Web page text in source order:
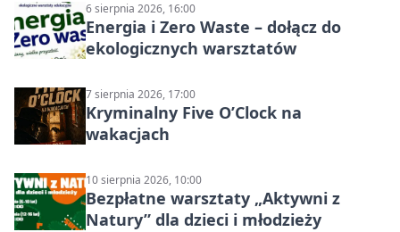
6 sierpnia 2026, 16:00
Energia i Zero Waste – dołącz do
ekologicznych warsztatów
7 sierpnia 2026, 17:00
Kryminalny Five O’Clock na
wakacjach
10 sierpnia 2026, 10:00
Bezpłatne warsztaty „Aktywni z
Natury” dla dzieci i młodzieży